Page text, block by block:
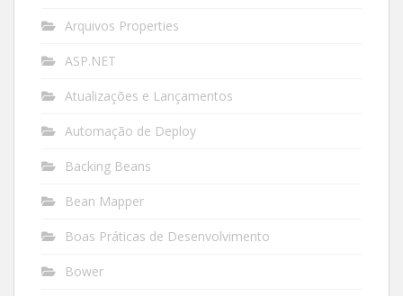
Arquivos Properties
ASP.NET
Atualizações e Lançamentos
Automação de Deploy
Backing Beans
Bean Mapper
Boas Práticas de Desenvolvimento
Bower